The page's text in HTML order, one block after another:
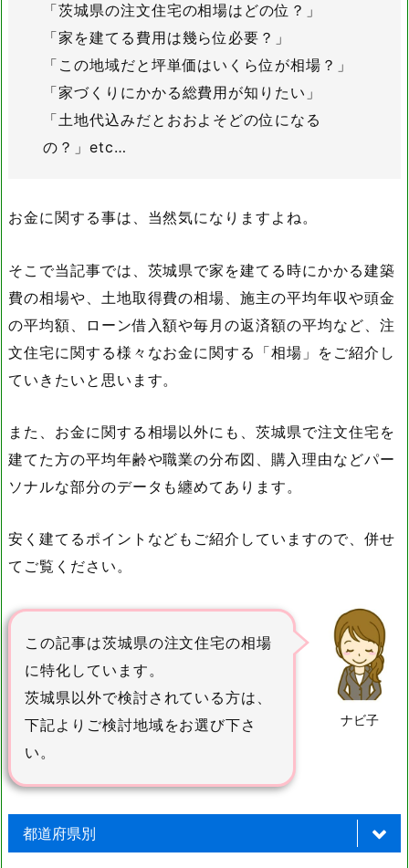
「茨城県の注文住宅の相場はどの位？」
「家を建てる費用は幾ら位必要？」
「この地域だと坪単価はいくら位が相場？」
「家づくりにかかる総費用が知りたい」
「土地代込みだとおおよそどの位になる
の？」etc…
お金に関する事は、当然気になりますよね。
そこで当記事では、茨城県で家を建てる時にかかる建築
費の相場や、土地取得費の相場、施主の平均年収や頭金
の平均額、ローン借入額や毎月の返済額の平均など、注
文住宅に関する様々なお金に関する「相場」をご紹介し
ていきたいと思います。
また、お金に関する相場以外にも、茨城県で注文住宅を
建てた方の平均年齢や職業の分布図、購入理由などパー
ソナルな部分のデータも纏めてあります。
安く建てるポイントなどもご紹介していますので、併せ
てご覧ください。
ナビ子
この記事は茨城県の注文住宅の相場
に特化しています。
茨城県以外で検討されている方は、
下記よりご検討地域をお選び下さ
い。
都道府県別